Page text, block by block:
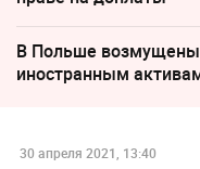
В Польше
иностранным
30 апреля 2021, 13:40